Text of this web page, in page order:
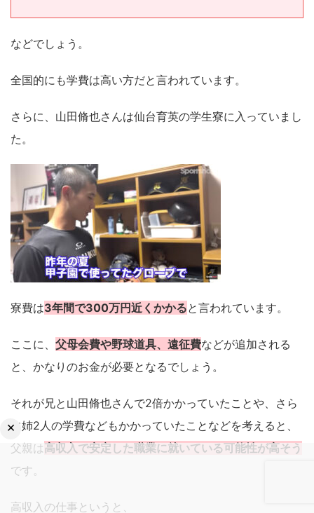
などでしょう。
全国的にも学費は高い方だと言われています。
さらに、山田脩也さんは仙台育英の学生寮に入っていまし
た。
寮費は3年間で300万円近くかかると言われています。
ここに、 父母会費や野球道具、遠征費などが追加される
と、かなりのお金が必要となるでしょう。
それが兄と山田脩也さんで2倍かかっていたことや、さら
に姉2人の学費などもかかっていたことなどを考えると、
父親は高収入で安定した職業に就いている可能性が高そう
です。
高収入の仕事というと、
×